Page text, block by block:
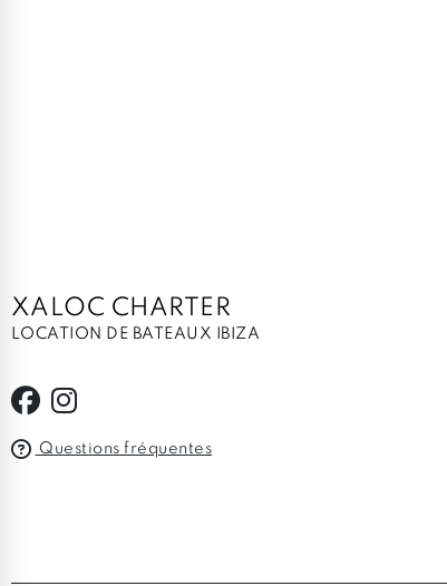
XALOC CHARTER
LOCATION DE BATEAUX IBIZA
Questions fréquentes